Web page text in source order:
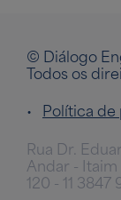
© Diálogo
Todos os
• Política
Rua Dr.
Andar - Itaim
120 - 11 3847